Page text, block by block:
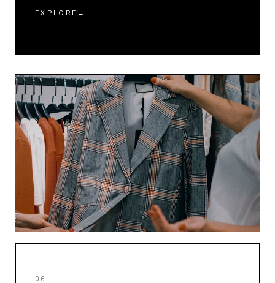
EXPLORE →
06